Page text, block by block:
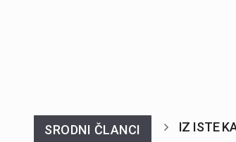
SRODNI ČLANCI IZ ISTE